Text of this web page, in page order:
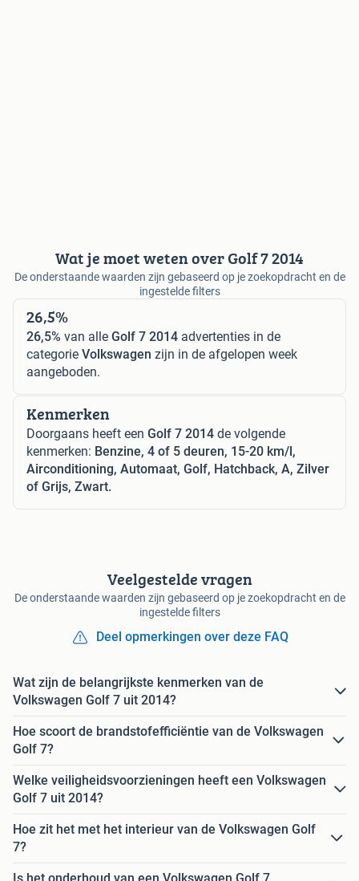
Wat je moet weten over Golf 7 2014
De onderstaande waarden zijn gebaseerd op je zoekopdracht en de
ingestelde filters
26,5%
26,5% van alle Golf 7 2014 advertenties in de
categorie Volkswagen zijn in de afgelopen week
aangeboden.
Kenmerken
Doorgaans heeft een Golf 7 2014 de volgende
kenmerken: Benzine, 4 of 5 deuren, 15-20 km/l,
Airconditioning, Automaat, Golf, Hatchback, A, Zilver
of Grijs, Zwart.
Veelgestelde vragen
De onderstaande waarden zijn gebaseerd op je zoekopdracht en de
ingestelde filters
Deel opmerkingen over deze FAQ
Wat zijn de belangrijkste kenmerken van de
Volkswagen Golf 7 uit 2014?
Hoe scoort de brandstofefficiëntie van de Volkswagen
Golf 7?
Welke veiligheidsvoorzieningen heeft een Volkswagen
Golf 7 uit 2014?
Hoe zit het met het interieur van de Volkswagen Golf
7?